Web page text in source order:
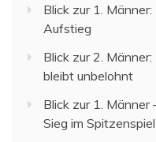
Blick zur 1.
Aufstieg
Blick zur 2.
bleibt unbelohnt
Blick zur 1. Männer
Sieg im Spitzenspiel